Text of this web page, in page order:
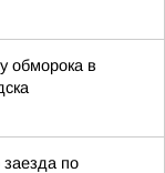
обморока в
по